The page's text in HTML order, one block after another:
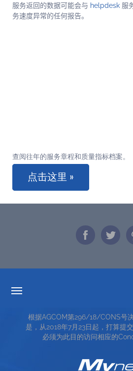
服务返回的数据可能会与 helpdesk 服
务速度异常的任何报告。
查阅往年的服务章程和质量指标档案。
点击这里 »
服务条款
TOP RICERCHE
根据AGCOM第296/18/CONS号
是，从2018年7月23日起，打算提
必须为此目的访问相应的